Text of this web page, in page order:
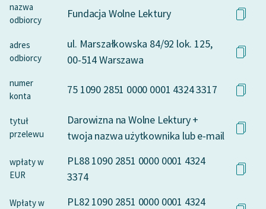
nazwa
odbiorcy
Fundacja Wolne Lektury
adres
odbiorcy
ul. Marszałkowska 84/92 lok. 125,
00-514 Warszawa
numer
konta
75 1090 2851 0000 0001 4324 3317
tytuł
przelewu
Darowizna na Wolne Lektury +
twoja nazwa użytkownika lub e-mail
wpłaty w
EUR
PL88 1090 2851 0000 0001 4324
3374
Wpłaty w
PL82 1090 2851 0000 0001 4324